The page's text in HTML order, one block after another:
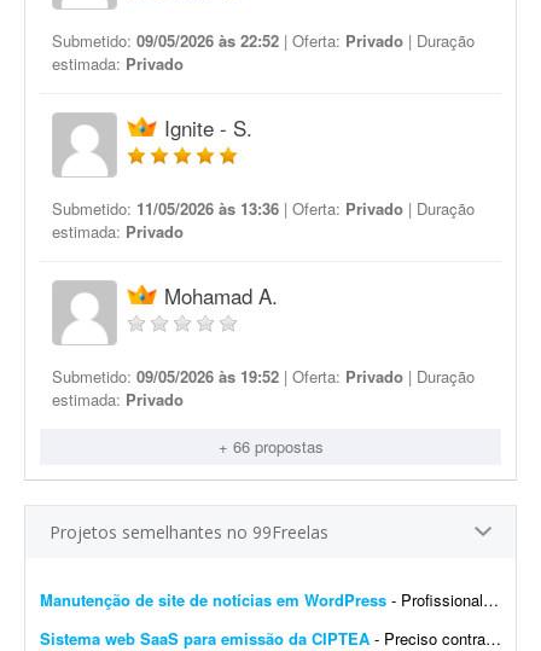
Submetido: 09/05/2026 às 22:52 | Oferta: Privado | Duração
estimada: Privado
Ignite - S.
Submetido: 11/05/2026 às 13:36 | Oferta: Privado | Duração
estimada: Privado
Mohamad A.
Submetido: 09/05/2026 às 19:52 | Oferta: Privado | Duração
estimada: Privado
+ 66 propostas
Projetos semelhantes no 99Freelas
Manutenção de site de notícias em WordPress - Profissional para realizar manutenção, configuração de automações, melhoria visual e atualização de site de notícias em WordPress. At...
Sistema web SaaS para emissão da CIPTEA - Preciso contratar um desenvolvedor ou equipe para criar um sistema web (SaaS multi-tenant) voltado para a emissão digital da CIPTEA (Carteira de Identificação da Pessoa com Tra...